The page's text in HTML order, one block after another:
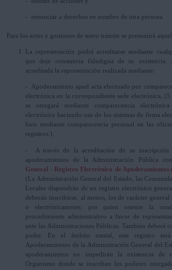
- renunciar a derechos en nombre de otra persona
Para los actos y gestiones de mero trámite se presumirá
La representación podrá acreditarse mediante
que deje constancia fidedigna de su existencia.
acreditada la representación realizada mediante:
- Apoderamiento apud acta efectuado por
electrónica en la correspondiente sede electrónica,
se otorgará mediante comparecencia
electrónica haciendo uso de los sistemas de firma
bien mediante comparecencia personal en las
registros.).
- A través de la acreditación de su inscripción
apoderamientos de la Administración Pública
General - Registro Electrónico de
(La Administración General del Estado, las
Locales dispondrán de un registro electrónico
deberán inscribirse, al menos, los de carácter
o electrónicamente, por quien ostente la
procedimiento administrativo a favor de
ante las Administraciones Públicas. También deberá
poder. En el ámbito estatal, este registro
Apoderamientos de la Administración General del
apoderamientos no impedirán la existencia de
Organismo donde se inscriban los poderes